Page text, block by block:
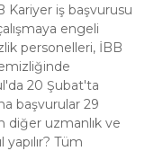
Kariyer iş başvurusu
engeli
personelleri, İBB
20 Şubat'ta
başvurular 29
diğer uzmanlık ve
yapılır? Tüm